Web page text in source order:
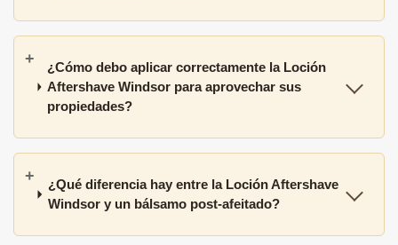
¿Cómo debo aplicar correctamente la Loción
Aftershave Windsor para aprovechar sus
propiedades?
¿Qué diferencia hay entre la Loción Aftershave
Windsor y un bálsamo post-afeitado?